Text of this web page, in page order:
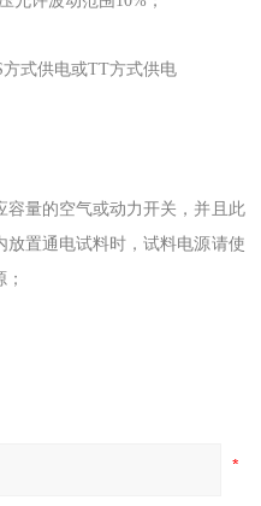
式供电或TT方式供电
容量的空气或动力开关，并且此
置通电试料时，试料电源请使